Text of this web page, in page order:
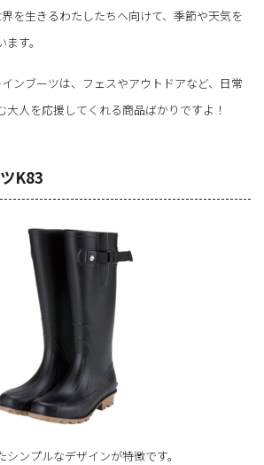
を生きるわたしたちへ向けて、季節や天気を
す。
ンブーツは、フェスやアウトドアなど、日常
大人を応援してくれる商品ばかりですよ！
K83
ンプルなデザインが特徴です。